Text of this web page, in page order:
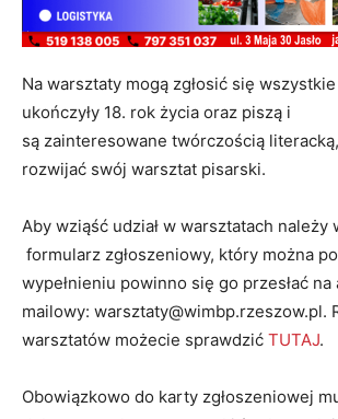
Na warsztaty mogą zgłosić się
ukończyły 18. rok życia oraz piszą i
są zainteresowane twórczością
rozwijać swój warsztat pisarski.
Aby wziąść udział w warsztatach należy
formularz zgłoszeniowy, który można
wypełnieniu powinno się go przesłać na
mailowy: warsztaty@wimbp.rzeszow.pl.
warsztatów możecie sprawdzić TUTAJ.
Obowiązkowo do karty zgłoszeniowej